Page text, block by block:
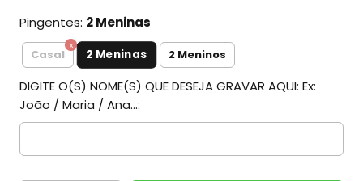
Pingentes: 2 Meninas
Casal 2 Meninas 2 Meninos
DIGITE O(S) NOME(S) QUE DESEJA GRAVAR AQUI: Ex:
João / Maria / Ana...: